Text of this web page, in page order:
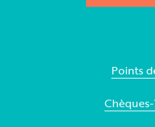
Points